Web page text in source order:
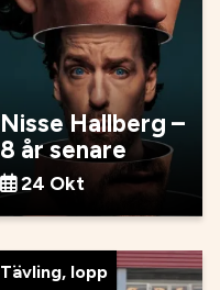
Nisse Hallberg –
8 år senare
24 Okt
Tävling, lopp